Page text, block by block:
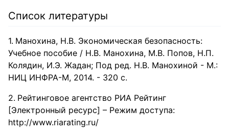
Список литературы
Манохина, Н.В. Экономическая безопасность:
Учебное пособие / Н.В. Манохина, М.В. Попов, Н.П.
Колядин, И.Э. Жадан; Под ред. Н.В. Манохиной - М.:
НИЦ ИНФРА-М, 2014. - 320 с.
Рейтинговое агентство РИА Рейтинг
[Электронный ресурс] – Режим доступа:
http://www.riarating.ru/